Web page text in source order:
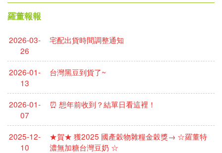
羅董報報
2026-03-
26
宅配出貨時間調整通知
2026-01-
13
台灣黑豆到貨了~
2026-01-
07
⏰ 想年前收到？結單日看這裡！
2025-12-
10
★賀★ 獲2025 國產穀物雜糧金穀獎→ ☆羅董特
濃無加糖台灣豆奶 ☆